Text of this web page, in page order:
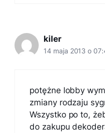
kiler
14 maja 2013 o
potężne lobby
zmiany rodzaju
Wszystko po to,
do zakupu